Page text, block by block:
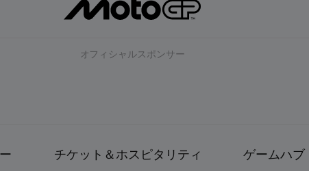
オフィシャルスポンサー
チケット＆ホスピタリティ ゲームハブ